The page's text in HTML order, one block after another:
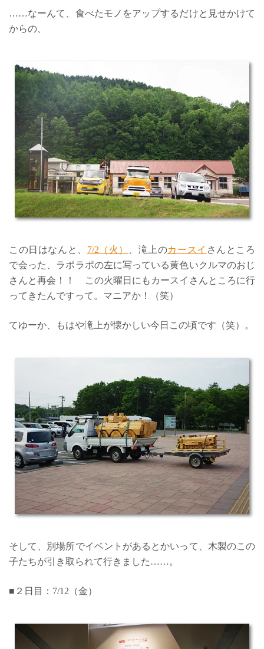
……なーんて、食べたモノをアップするだけと見せかけて
からの、
この日はなんと、 7/2（火） 、滝上のカースイ さんところ
で会った、ラポラポの左に写っている黄色いクルマのおじ
さんと再会！！ この火曜日にもカースイさんところに行
ってきたんですって。マニアか！（笑）
てゆーか、もはや滝上が懐かしい今日この頃です（笑）。
そして、別場所でイベントがあるとかいって、木製のこの
子たちが引き取られて行きました……。
■２日目：7/12（金）